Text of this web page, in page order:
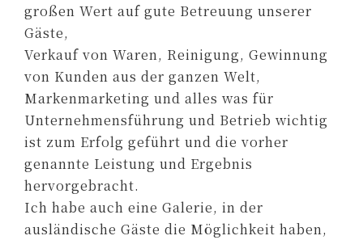
großen Wert auf gute Betreuung unserer
Gäste,
Verkauf von Waren, Reinigung, Gewinnung
von Kunden aus der ganzen Welt,
Markenmarketing und alles was für
Unternehmensführung und Betrieb wichtig
ist zum Erfolg geführt und die vorher
genannte Leistung und Ergebnis
hervorgebracht.
Ich habe auch eine Galerie, in der
ausländische Gäste die Möglichkeit haben,